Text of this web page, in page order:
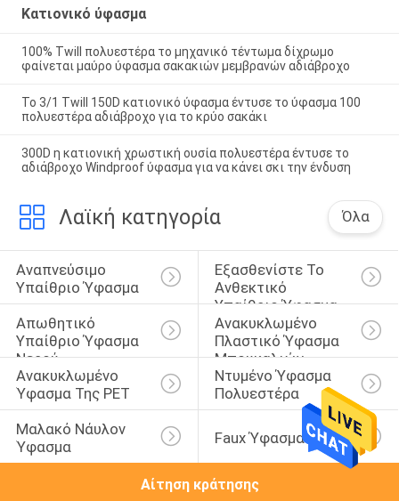
Κατιονικό ύφασμα
100% Twill πολυεστέρα το μηχανικό τέντωμα δίχρωμο
φαίνεται μαύρο ύφασμα σακακιών μεμβρανών αδιάβροχο
Το 3/1 Twill 150D κατιονικό ύφασμα έντυσε το ύφασμα 100
πολυεστέρα αδιάβροχο για το κρύο σακάκι
300D η κατιονική χρωστική ουσία πολυεστέρα έντυσε το
αδιάβροχο Windproof ύφασμα για να κάνει σκι την ένδυση
Λαϊκή κατηγορία Όλα
Αναπνεύσιμο
Υπαίθριο Ύφασμα
Εξασθενίστε Το
Ανθεκτικό
Υπαίθριο Ύφασμα
Απωθητικό
Υπαίθριο Ύφασμα
Νερού
Ανακυκλωμένο
Πλαστικό Ύφασμα
Μπουκαλιών
Ανακυκλωμένο
Ύφασμα Της PET
Ντυμένο Ύφασμα
Πολυεστέρα
Μαλακό Νάυλον
Ύφασμα
Faux Ύφασμα Σουέτ
Αίτηση κράτησης